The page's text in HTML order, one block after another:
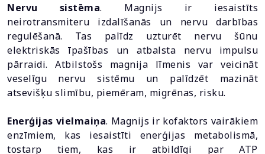
Nervu sistēma. Magnijs ir iesaistīts
neirotransmiteru izdalīšanās un nervu darbības
regulēšanā. Tas palīdz uzturēt nervu šūnu
elektriskās īpašības un atbalsta nervu impulsu
pārraidi. Atbilstošs magnija līmenis var veicināt
veselīgu nervu sistēmu un palīdzēt mazināt
atsevišķu slimību, piemēram, migrēnas, risku.
Enerģijas vielmaiņa. Magnijs ir kofaktors vairākiem
enzīmiem, kas iesaistīti enerģijas metabolismā,
tostarp tiem, kas ir atbildīgi par ATP